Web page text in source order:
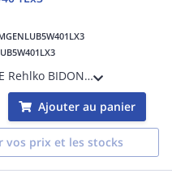
ACCESSOIRE Rehlko BIDON D'HUILE GENLUB 5W40 1Lx3
Ajouter au panier
vos prix et les stocks